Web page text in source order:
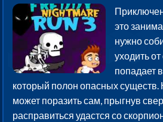
это
нужно
уходить
попадает
который полон опасных существ.
может поразить сам, прыгнув
расправиться удастся со